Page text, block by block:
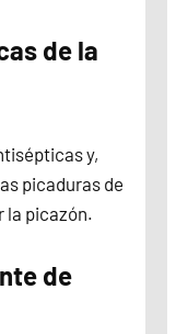
de la
y,
picaduras de
la picazón.
de